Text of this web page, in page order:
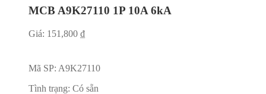
MCB A9K27110 1P 10A 6kA
Giá: 151,800 ₫
Mã SP: A9K27110
Tình trạng: Có sẵn